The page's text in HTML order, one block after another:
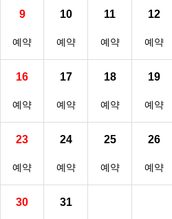
9
예약
10
예약
11
예약
12
예약
16
예약
17
예약
18
예약
19
예약
23
예약
24
예약
25
예약
26
예약
30 31